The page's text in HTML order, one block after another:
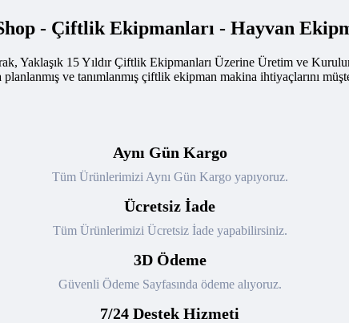
- Çiftlik Ekipmanları - Hayvan
Yaklaşık 15 Yıldır Çiftlik Ekipmanları Üzerine Üretim ve
ve tanımlanmış çiftlik ekipman makina ihtiyaçlarını
Aynı Gün Kargo
Tüm Ürünlerimizi Aynı Gün Kargo yapıyoruz.
Ücretsiz İade
Tüm Ürünlerimizi Ücretsiz İade yapabilirsiniz.
3D Ödeme
Güvenli Ödeme Sayfasında ödeme alıyoruz.
7/24 Destek Hizmeti